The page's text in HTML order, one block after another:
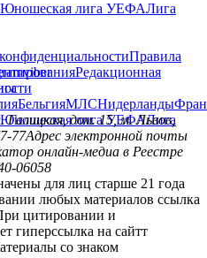
Юношеская лига УЕФАЛига
Правила
Редакционная
viber
БельгияМЛСНидерланды
Юношеская лига УЕФАЛига
Галицкая, дом. 15, м. Львов,
77Адрес электронной почты
онлайн-медиа в Реестре
06058
для лиц старше 21 года
любых материалов ссылка
цитировании и
гиперссылка на сайтт
со знаком